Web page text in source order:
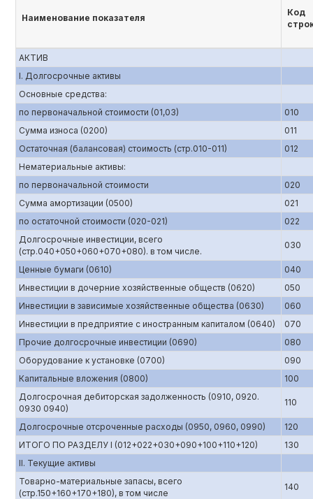
Наименование показателя
Код
АКТИВ
I. Долгосрочные активы
Основные средства:
по первоначальной стоимости (01,03)
010
Сумма износа (0200)
011
Остаточная (балансовая) стоимость (стр.010-011)
012
Нематериальные активы:
по первоначальной стоимости
020
Сумма амортизации (0500)
021
по остаточной стоимости (020-021)
022
Долгосрочные инвестиции, всего
(стр.040+050+060+070+080). в том числе.
030
Ценные бумаги (0610)
040
Инвестиции в дочерние хозяйственные обществ (0620)
050
Инвестиции в зависимые хозяйственные общества (0630)
060
Инвестиции в предприятие с иностранным капиталом (0640)
070
Прочие долгосрочные инвестиции (0690)
080
Оборудование к установке (0700)
090
Капитальные вложения (0800)
100
Долгосрочная дебиторская задолженность (0910, 0920.
0930 0940)
110
Долгосрочные отсроченные расходы (0950, 0960, 0990)
120
ИТОГО ПО РАЗДЕЛУ I (012+022+030+090+100+110+120)
130
II. Текущие активы
Товарно-материальные запасы, всего
(стр.150+160+170+180), в том числе
140